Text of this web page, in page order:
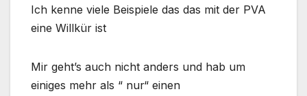
Ich kenne viele Beispiele das das mit der PVA
eine Willkür ist
Mir geht’s auch nicht anders und hab um
einiges mehr als “ nur“ einen